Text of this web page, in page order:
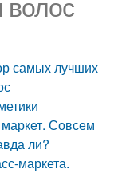
волос
самых лучших
Совсем
ли?
маркета.